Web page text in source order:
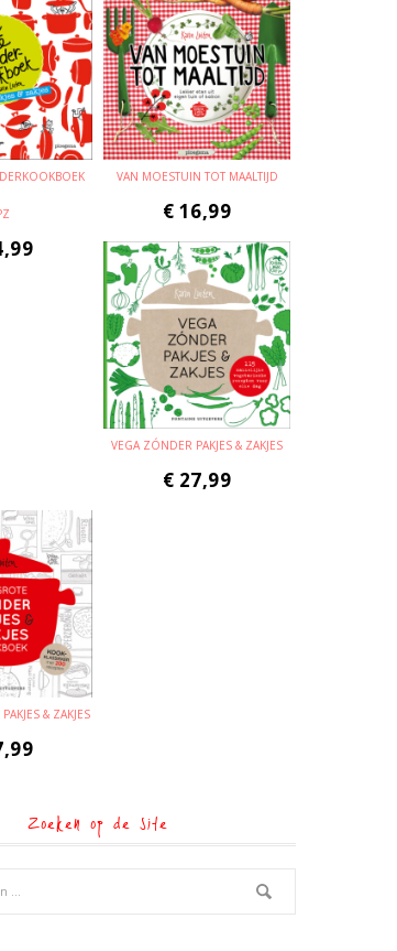
VAN MOESTUIN TOT MAALTIJD
€ 16,99
VEGA ZÓNDER PAKJES & ZAKJES
€ 27,99
& ZAKJES
Zoeken op de site